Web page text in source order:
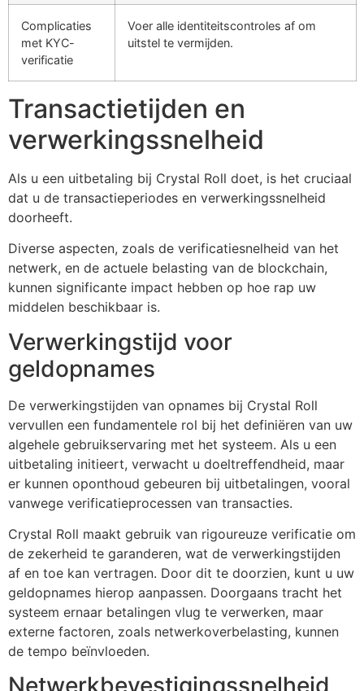
Complicaties
met KYC-
verificatie
Voer alle identiteitscontroles af om
uitstel te vermijden.
Transactietijden en
verwerkingssnelheid
Als u een uitbetaling bij Crystal Roll doet, is het cruciaal
dat u de transactieperiodes en verwerkingssnelheid
doorheeft.
Diverse aspecten, zoals de verificatiesnelheid van het
netwerk, en de actuele belasting van de blockchain,
kunnen significante impact hebben op hoe rap uw
middelen beschikbaar is.
Verwerkingstijd voor
geldopnames
De verwerkingstijden van opnames bij Crystal Roll
vervullen een fundamentele rol bij het definiëren van uw
algehele gebruikservaring met het systeem. Als u een
uitbetaling initieert, verwacht u doeltreffendheid, maar
er kunnen oponthoud gebeuren bij uitbetalingen, vooral
vanwege verificatieprocessen van transacties.
Crystal Roll maakt gebruik van rigoureuze verificatie om
de zekerheid te garanderen, wat de verwerkingstijden
af en toe kan vertragen. Door dit te doorzien, kunt u uw
geldopnames hierop aanpassen. Doorgaans tracht het
systeem ernaar betalingen vlug te verwerken, maar
externe factoren, zoals netwerkoverbelasting, kunnen
de tempo beïnvloeden.